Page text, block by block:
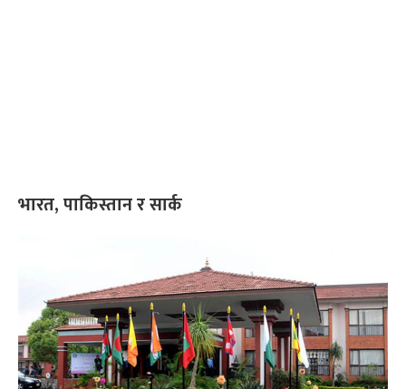
भारत, पाकिस्तान र सार्क